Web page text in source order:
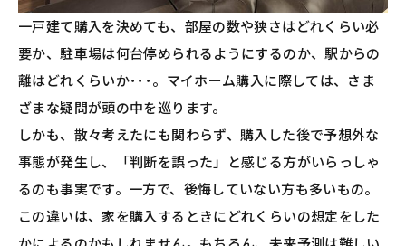
一戸建て購入を決めても、部屋の数や狭さはどれくらい必
要か、駐車場は何台停められるようにするのか、駅からの
離はどれくらいか･･･。マイホーム購入に際しては、さま
ざまな疑問が頭の中を巡ります。
しかも、散々考えたにも関わらず、購入した後で予想外な
事態が発生し、「判断を誤った」と感じる方がいらっしゃ
るのも事実です。一方で、後悔していない方も多いもの。
この違いは、家を購入するときにどれくらいの想定をした